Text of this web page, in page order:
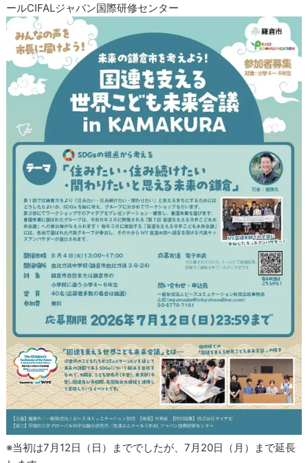
ールCIFALジャパン国際研修センター
※当初は7月12日（日）まででしたが、7月20日（月）まで延長